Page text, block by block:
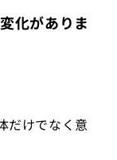
化がありま
だけでなく意